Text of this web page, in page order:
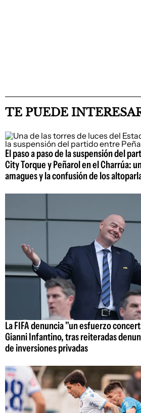
TE PUEDE
El paso a paso de la suspensión del
City Torque y Peñarol en el Charrúa:
amagues y la confusión de los
La FIFA denuncia "un esfuerzo
Gianni Infantino, tras reiteradas
de inversiones privadas